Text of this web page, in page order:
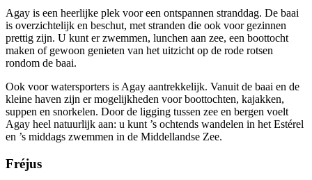
Agay is een heerlijke plek voor een ontspannen stranddag. De baai
is overzichtelijk en beschut, met stranden die ook voor gezinnen
prettig zijn. U kunt er zwemmen, lunchen aan zee, een boottocht
maken of gewoon genieten van het uitzicht op de rode rotsen
rondom de baai.
Ook voor watersporters is Agay aantrekkelijk. Vanuit de baai en de
kleine haven zijn er mogelijkheden voor boottochten, kajakken,
suppen en snorkelen. Door de ligging tussen zee en bergen voelt
Agay heel natuurlijk aan: u kunt ’s ochtends wandelen in het Estérel
en ’s middags zwemmen in de Middellandse Zee.
Fréjus